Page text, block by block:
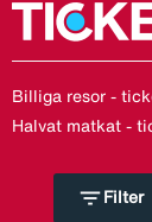
filter_list Filter
Billiga resor -
Halvat matkat -